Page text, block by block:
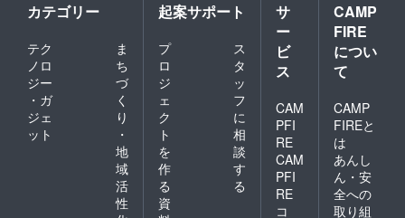
カテゴリー
テク
ノロ
ジー
・ガ
ジェ
ット
ま
ち
づ
く
り
・
地
域
活
性
起案サポート
プ
ロ
ジ
ェ
ク
ト
を
作
る
ス
タ
ッ
フ
に
相
談
す
る
資
サ
ー
ビ
ス
CAM
PFI
RE
CAM
PFI
RE
コ
CAMP
FIRE
につい
て
CAMP
FIREと
は
あんし
ん・安
全への
取り組